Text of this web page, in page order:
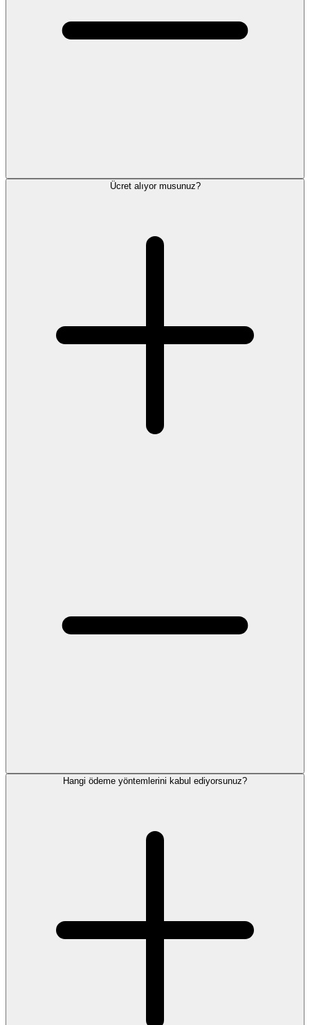
Ücret alıyor musunuz?
Hangi ödeme yöntemlerini kabul ediyorsunuz?